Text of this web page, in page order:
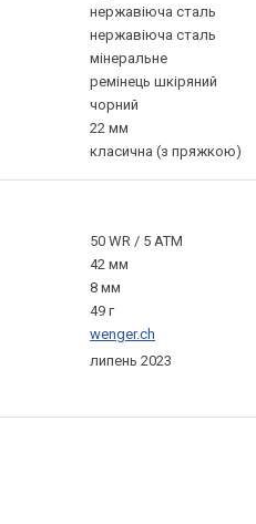
нержавіюча сталь
нержавіюча сталь
мінеральне
ремінець шкіряний
чорний
22 мм
класична (з пряжкою)
50 WR / 5 ATM
42 мм
8 мм
49 г
wenger.ch
липень 2023